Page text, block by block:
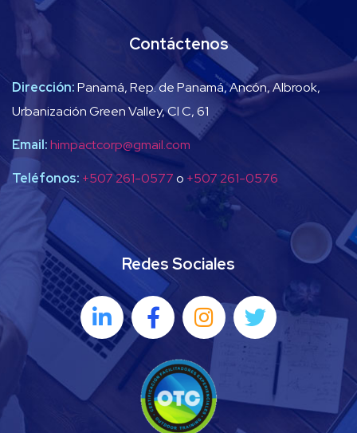
Contáctenos
Dirección:Panamá, Rep. de Panamá, Ancón, Albrook,
Urbanización Green Valley, Cl C, 61
Email:himpactcorp@gmail.com
Teléfonos: +507 261-0577o +507 261-0576
Redes Sociales